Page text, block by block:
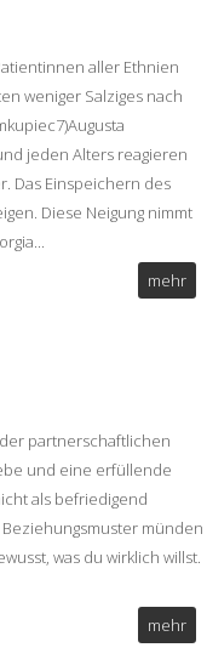
aller Ethnien
weniger Salziges nach
jeden Alters reagieren
Das Einspeichern des
Diese Neigung nimmt
mehr
partnerschaftlichen
und eine erfüllende
als befriedigend
münden
was du wirklich willst.
mehr